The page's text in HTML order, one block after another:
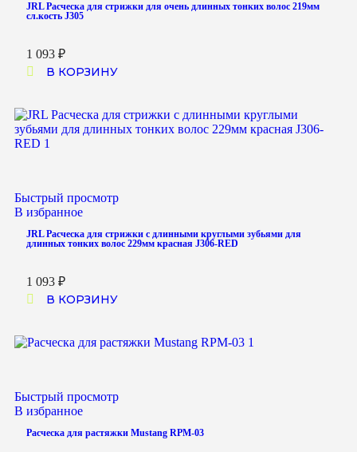
JRL Расческа для стрижки для очень длинных тонких волос 219мм
сл.кость J305
1 093 ₽
В КОРЗИНУ
Быстрый просмотр
В избранное
JRL Расческа для стрижки с длинными круглыми зубьями для
длинных тонких волос 229мм красная J306-RED
1 093 ₽
В КОРЗИНУ
Быстрый просмотр
В избранное
Расческа для растяжки Mustang RPM-03